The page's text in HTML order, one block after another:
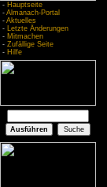
- Hauptseite
- Almanach-Portal
- Aktuelles
- Letzte Änderungen
- Mitmachen
- Zufällige Seite
- Hilfe